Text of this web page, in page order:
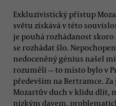
Exkluzivistický přístup
světu získává v této
je pouhá rozhádanost skoro
se rozhádat šlo.
nedoceněný génius našel
rozuměli — to místo bylo v
především na Bertramce.
Mozartův duch v klidu dlít,
nízkým davem,